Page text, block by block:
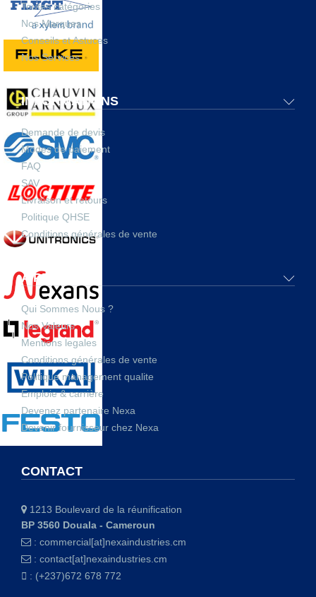
Toutes catégories
Nos Marques
Conseils et Astuces
Nos Services
INFORMATIONS
Demande de devis
Modes de paiement
FAQ
SAV
Livraison et retours
Politique QHSE
Conditions générales de vente
A PROPOS
Qui Sommes Nous ?
Nos Valeurs
Mentions legales
Conditions générales de vente
Politique management qualite
Emploie & carrière
Devenez partenaire Nexa
Devenir fournisseur chez Nexa
CONTACT
1213 Boulevard de la réunification
BP 3560 Douala - Cameroun
: commercial[at]nexaindustries.cm
: contact[at]nexaindustries.cm
: (+237)672 678 772